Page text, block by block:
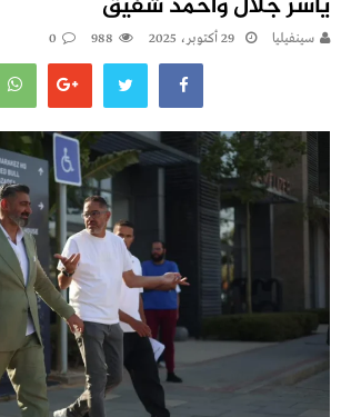
سينفيليا 29 أكتوبر، 2025 988
0